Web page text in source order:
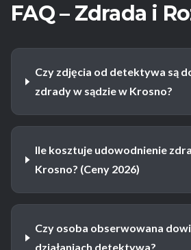
FAQ – Zdrada i
Czy zdjęcia od detektywa są
zdrady w sądzie w Krosno?
Ile kosztuje udowodnienie
Krosno? (Ceny 2026)
Czy osoba obserwowana
działaniach detektywa?